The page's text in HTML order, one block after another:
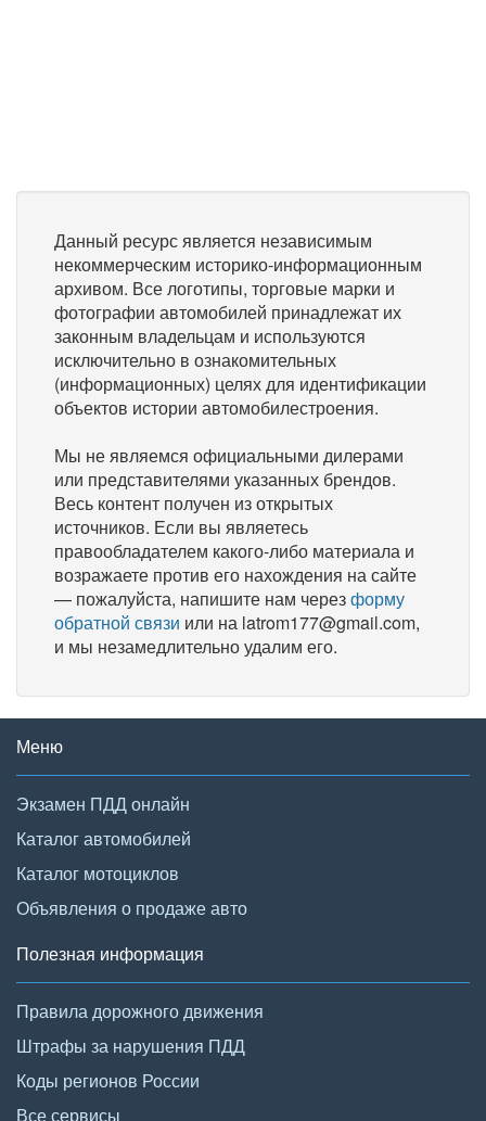
Данный ресурс является независимым
некоммерческим историко-информационным
архивом. Все логотипы, торговые марки и
фотографии автомобилей принадлежат их
законным владельцам и используются
исключительно в ознакомительных
(информационных) целях для идентификации
объектов истории автомобилестроения.
Мы не являемся официальными дилерами
или представителями указанных брендов.
Весь контент получен из открытых
источников. Если вы являетесь
правообладателем какого-либо материала и
возражаете против его нахождения на сайте
— пожалуйста, напишите нам черезформу
обратной связи или на latrom177@gmail.com,
и мы незамедлительно удалим его.
Меню
Экзамен ПДД онлайн
Каталог автомобилей
Каталог мотоциклов
Объявления о продаже авто
Полезная информация
Правила дорожного движения
Штрафы за нарушения ПДД
Коды регионов России
Все сервисы